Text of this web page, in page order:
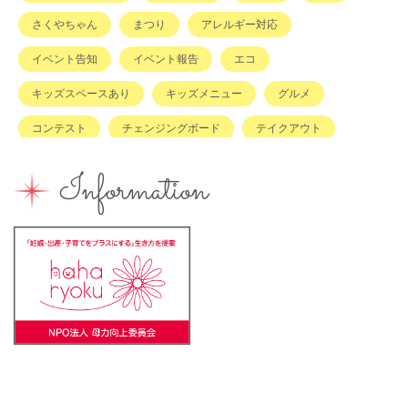
さくやちゃん まつり アレルギー対応
イベント告知 イベント報告 エコ
キッズスペースあり キッズメニュー グルメ
コンテスト チェンジングボード テイクアウト
バーベキュー ベビーカーOK
ベビ＊ステ マタニティ
ママの息抜き ミルク用お湯提供
ライター募集 ランチ
一時保育 一時預かり
Information